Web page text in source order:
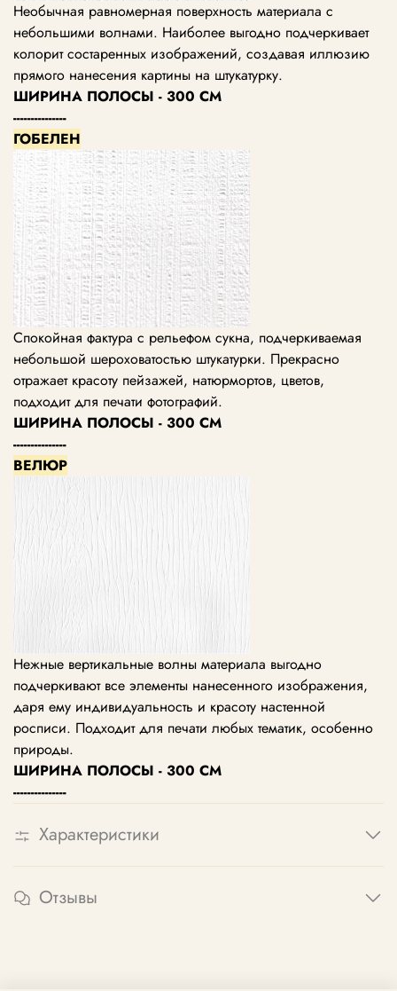
Необычная равномерная поверхность материала с
небольшими волнами. Наиболее выгодно подчеркивает
колорит состаренных изображений, создавая иллюзию
прямого нанесения картины на штукатурку.
ШИРИНА ПОЛОСЫ - 300 СМ
---------------
ГОБЕЛЕН
Спокойная фактура с рельефом сукна, подчеркиваемая
небольшой шероховатостью штукатурки. Прекрасно
отражает красоту пейзажей, натюрмортов, цветов,
подходит для печати фотографий.
ШИРИНА ПОЛОСЫ - 300 СМ
---------------
ВЕЛЮР
Нежные вертикальные волны материала выгодно
подчеркивают все элементы нанесенного изображения,
даря ему индивидуальность и красоту настенной
росписи. Подходит для печати любых тематик, особенно
природы.
ШИРИНА ПОЛОСЫ - 300 СМ
---------------
Характеристики
Отзывы